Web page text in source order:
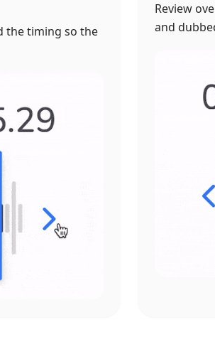
the timing so the
Review
and